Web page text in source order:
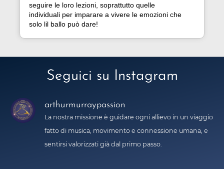
seguire le loro lezioni, soprattutto quelle
individuali per imparare a vivere le emozioni che
solo lil ballo può dare!
Seguici su Instagram
arthurmurraypassion
La nostra missione è guidare ogni allievo in un viaggio
fatto di musica, movimento e connessione umana, e
sentirsi valorizzati già dal primo passo.